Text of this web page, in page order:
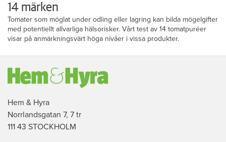
14 märken
Tomater som möglat under odling eller lagring kan bilda mögelgifter
med potentiellt allvarliga hälsorisker. Vårt test av 14 tomatpuréer
visar på anmärkningsvärt höga nivåer i vissa produkter.
Hem & Hyra
Norrlandsgatan 7, 7 tr
111 43 STOCKHOLM